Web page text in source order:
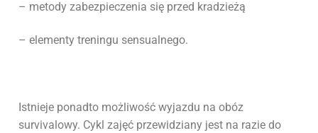
– metody zabezpieczenia się przed kradzieżą
– elementy treningu sensualnego.
Istnieje ponadto możliwość wyjazdu na obóz
survivalowy. Cykl zajęć przewidziany jest na razie do